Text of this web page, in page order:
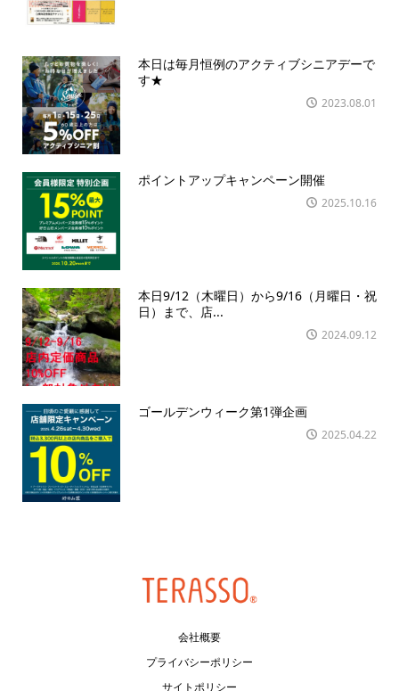
本日は毎月恒例のアクティブシニアデーで
す★
2023.08.01
ポイントアップキャンペーン開催
2025.10.16
本日9/12（木曜日）から9/16（月曜日・祝
日）まで、店...
2024.09.12
ゴールデンウィーク第1弾企画
2025.04.22
会社概要
プライバシーポリシー
サイトポリシー